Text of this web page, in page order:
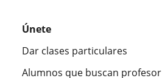
Únete
Dar clases particulares
Alumnos que buscan profesor